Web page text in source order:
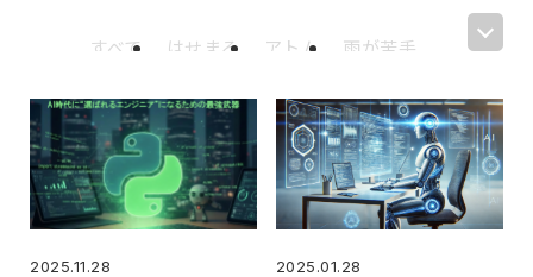
すべて はせまる アトム
雨が苦手
ボンレスハム
謳歌 だっち
安
いかさん
黒ビール飲むマン
海斗
kana
川太郎 中村健二 萩谷
ケン
愛馬
りこ メイ
井の中のけろっぴ
2025.11.28 2025.01.28